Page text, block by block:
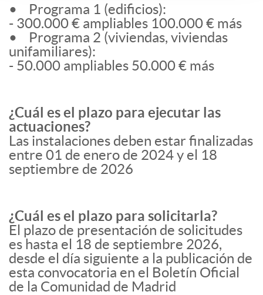
• Programa 1 (edificios):
- 300.000 € ampliables 100.000 € más
• Programa 2 (viviendas, viviendas
unifamiliares):
- 50.000 ampliables 50.000 € más
¿Cuál es el plazo para ejecutar las
actuaciones?
Las instalaciones deben estar finalizadas
entre 01 de enero de 2024 y el 18
septiembre de 2026
¿Cuál es el plazo para solicitarla?
El plazo de presentación de solicitudes
es hasta el 18 de septiembre 2026,
desde el día siguiente a la publicación de
esta convocatoria en el Boletín Oficial
de la Comunidad de Madrid